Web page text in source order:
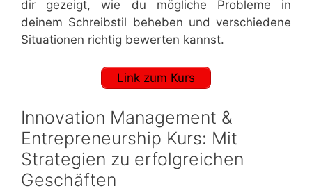
dir gezeigt, wie du mögliche Probleme in
deinem Schreibstil beheben und verschiedene
Situationen richtig bewerten kannst.
Link zum Kurs
Innovation Management &
Entrepreneurship Kurs: Mit
Strategien zu erfolgreichen
Geschäften